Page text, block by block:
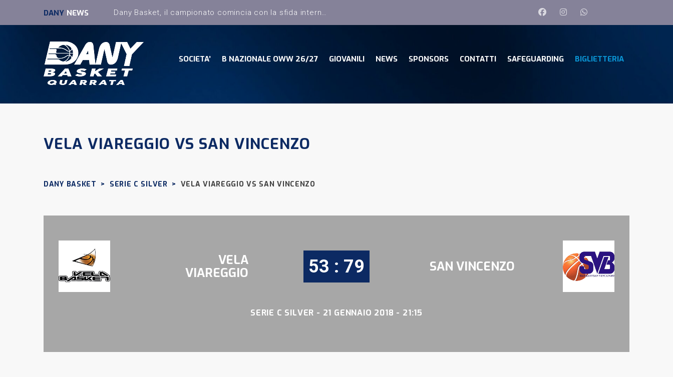
DANY NEWS Dany Basket, il campionato comincia con la sfida interna con la Pielle Livorno
SOCIETA’ B NAZIONALE OWW 26/27 GIOVANILI NEWS SPONSORS CONTATTI SAFEGUARDING BIGLIETTERIA
VELA VIAREGGIO VS SAN VINCENZO
DANY BASKET > SERIE C SILVER > VELA VIAREGGIO VS SAN VINCENZO
VELA
VIAREGGIO
53 : 79 SAN VINCENZO
SERIE C SILVER - 21 GENNAIO 2018 - 21:15